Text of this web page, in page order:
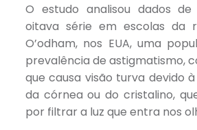
O estudo analisou dados
oitava série em escolas da
O’odham, nos EUA, uma
prevalência de astigmatismo,
que causa visão turva devido
da córnea ou do cristalino,
por filtrar a luz que entra nos